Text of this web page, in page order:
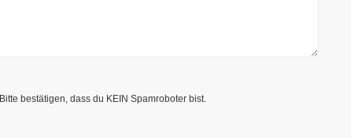
Bitte bestätigen, dass du KEIN Spamroboter bist.